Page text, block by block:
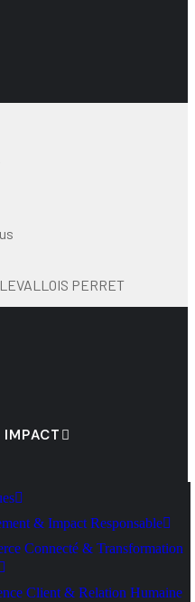
PERRET
& Impact Responsable
Connecté & Transformation
Client & Relation Humaine